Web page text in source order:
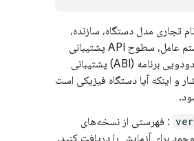
تجاری مدل دستگاه، سازنده،
نسخه‌های سیستم عامل، سطوح API پشتیبانی
شده، رابط‌های دودویی برنامه (ABI) پشتیبانی
و اینکه آیا دستگاه فیزیکی است
: فهرستی از نسخه‌های
برای آزمایش را دریافت کنید.